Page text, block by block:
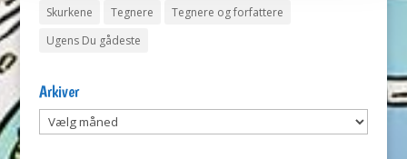
Skurkene
Tegnere
Tegnere og forfattere
Ugens Du gådeste
Arkiver
Arkiver